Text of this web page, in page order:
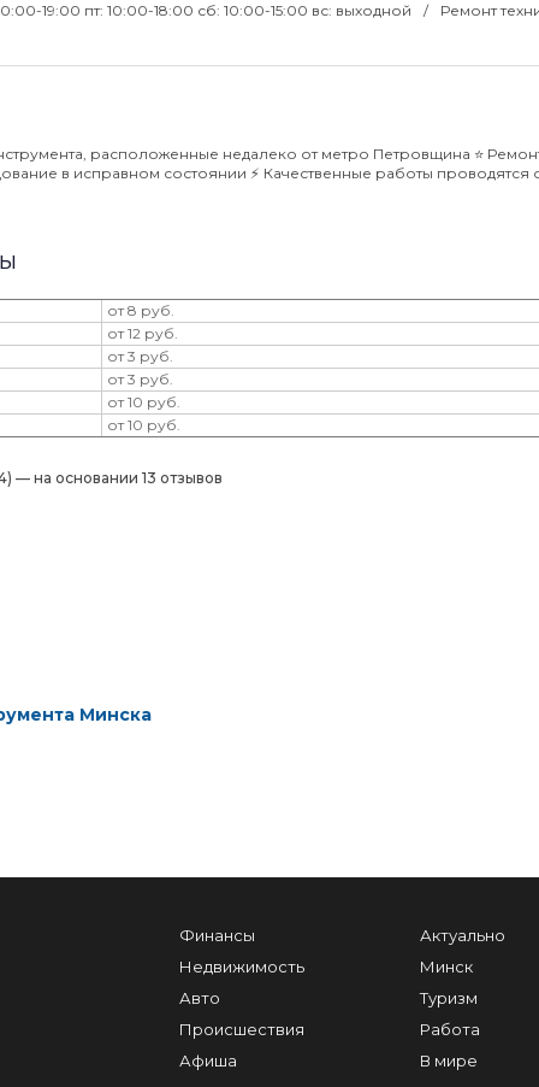
19:00 пт: 10:00-18:00 сб: 10:00-15:00 вс: выходной Ремонт
расположенные недалеко от метро Петровщина ⭐️
в исправном состоянии ⚡️ Качественные работы проводятся
от 8 руб.
от 12 руб.
от 3 руб.
от 3 руб.
от 10 руб.
от 10 руб.
— на основании 13 отзывов
Минска
Финансы
Недвижимость
Авто
Происшествия
Афиша
Актуально
Минск
Туризм
Работа
В мире